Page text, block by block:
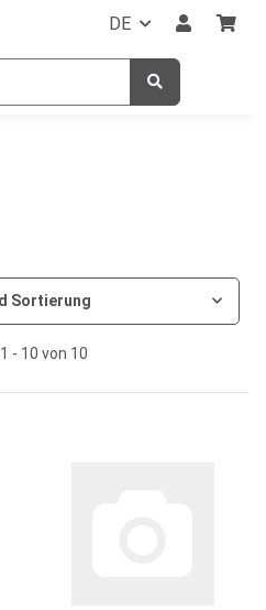
DE
Sortierung
- 10 von 10